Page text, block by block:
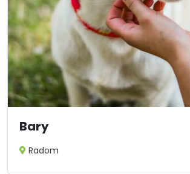
Bary
Radom